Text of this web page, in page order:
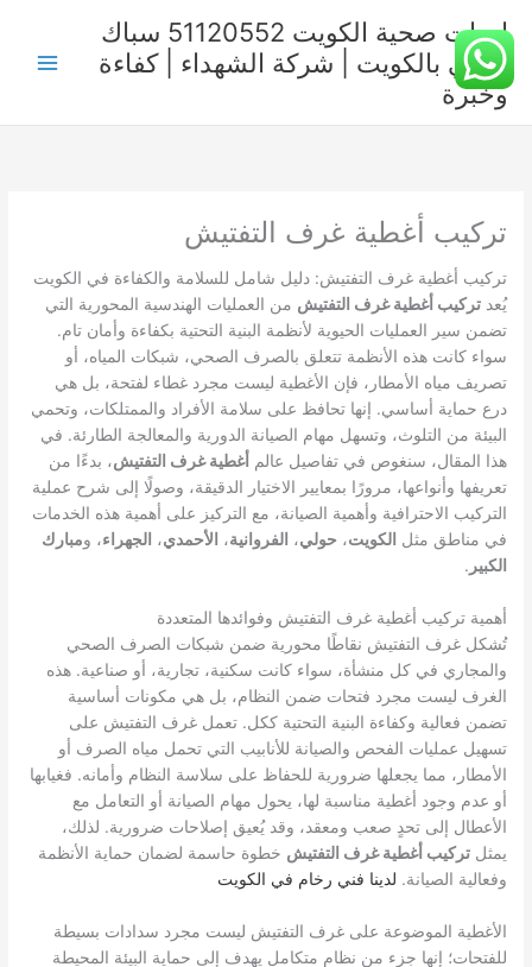
إلى
المحتوى
ادوات صحية الكويت 51120552 سباك
صحي بالكويت | شركة الشهداء | كفاءة
وخبرة
تركيب أغطية غرف التفتيش
تركيب أغطية غرف التفتيش: دليل شامل للسلامة والكفاءة في الكويت
يُعدتركيب أغطية غرف التفتيش من العمليات الهندسية المحورية التي
تضمن سير العمليات الحيوية لأنظمة البنية التحتية بكفاءة وأمان تام.
سواء كانت هذه الأنظمة تتعلق بالصرف الصحي، شبكات المياه، أو
تصريف مياه الأمطار، فإن الأغطية ليست مجرد غطاء لفتحة، بل هي
درع حماية أساسي. إنها تحافظ على سلامة الأفراد والممتلكات، وتحمي
البيئة من التلوث، وتسهل مهام الصيانة الدورية والمعالجة الطارئة. في
هذا المقال، سنغوص في تفاصيل عالم أغطية غرف التفتيش، بدءًا من
تعريفها وأنواعها، مرورًا بمعايير الاختيار الدقيقة، وصولًا إلى شرح عملية
التركيب الاحترافية وأهمية الصيانة، مع التركيز على أهمية هذه الخدمات
في مناطق مثل الكويت، حولي، الفروانية، الأحمدي، الجهراء، ومبارك
الكبير .
أهمية تركيب أغطية غرف التفتيش وفوائدها المتعددة
تُشكل غرف التفتيش نقاطًا محورية ضمن شبكات الصرف الصحي
والمجاري في كل منشأة، سواء كانت سكنية، تجارية، أو صناعية. هذه
الغرف ليست مجرد فتحات ضمن النظام، بل هي مكونات أساسية
تضمن فعالية وكفاءة البنية التحتية ككل. تعمل غرف التفتيش على
تسهيل عمليات الفحص والصيانة للأنابيب التي تحمل مياه الصرف أو
الأمطار، مما يجعلها ضرورية للحفاظ على سلاسة النظام وأمانه. فغيابها
أو عدم وجود أغطية مناسبة لها، يحول مهام الصيانة أو التعامل مع
الأعطال إلى تحدٍ صعب ومعقد، وقد يُعيق إصلاحات ضرورية. لذلك،
يمثلتركيب أغطية غرف التفتيش خطوة حاسمة لضمان حماية الأنظمة
وفعالية الصيانة. لدينا فني رخام في الكويت
الأغطية الموضوعة على غرف التفتيش ليست مجرد سدادات بسيطة
للفتحات؛ إنها جزء من نظام متكامل يهدف إلى حماية البيئة المحيطة